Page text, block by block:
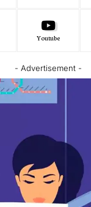
Youtube
- Advertisement -